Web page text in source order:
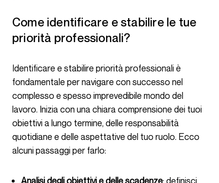
Come identificare e stabilire le tue
priorità professionali?
Identificare e stabilire priorità professionali è
fondamentale per navigare con successo nel
complesso e spesso imprevedibile mondo del
lavoro. Inizia con una chiara comprensione dei tuoi
obiettivi a lungo termine, delle responsabilità
quotidiane e delle aspettative del tuo ruolo. Ecco
alcuni passaggi per farlo:
Analisi degli obiettivi e delle scadenze: definisci